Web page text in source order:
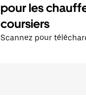
pour les
coursiers
Scannez pour